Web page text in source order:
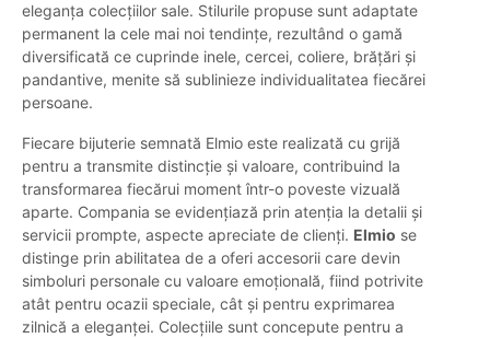
eleganța colecțiilor sale. Stilurile propuse sunt adaptate
permanent la cele mai noi tendințe, rezultând o gamă
diversificată ce cuprinde inele, cercei, coliere, brățări și
pandantive, menite să sublinieze individualitatea fiecărei
persoane.
Fiecare bijuterie semnată Elmio este realizată cu grijă
pentru a transmite distincție și valoare, contribuind la
transformarea fiecărui moment într-o poveste vizuală
aparte. Compania se evidențiază prin atenția la detalii și
servicii prompte, aspecte apreciate de clienți. Elmio se
distinge prin abilitatea de a oferi accesorii care devin
simboluri personale cu valoare emoțională, fiind potrivite
atât pentru ocazii speciale, cât și pentru exprimarea
zilnică a eleganței. Colecțiile sunt concepute pentru a